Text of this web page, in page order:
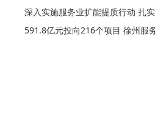
591.8亿元投向216个项目 徐州服